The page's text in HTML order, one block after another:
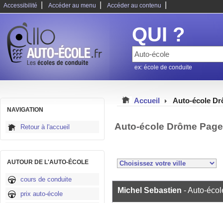
Accessibilité Accéder au menu Accéder au contenu
QUI ?
ex: école de conduite
NAVIGATION
Retour à l'accueil
AUTOUR DE L'AUTO-ÉCOLE
cours de conduite
prix auto-école
Accueil Auto-école
Auto-école Drôme
Michel Sebastien - Auto-